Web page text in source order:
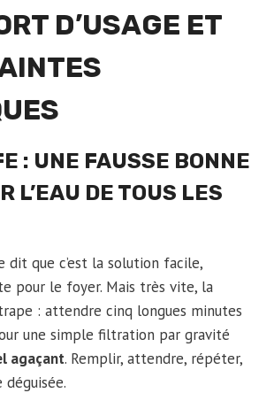
D’USAGE ET
: UNE FAUSSE BONNE
L’EAU DE TOUS LES
dit que c’est la solution facile,
pour le foyer. Mais très vite, la
: attendre cinq longues minutes
une simple filtration par gravité
agaçant. Remplir, attendre, répéter,
déguisée.